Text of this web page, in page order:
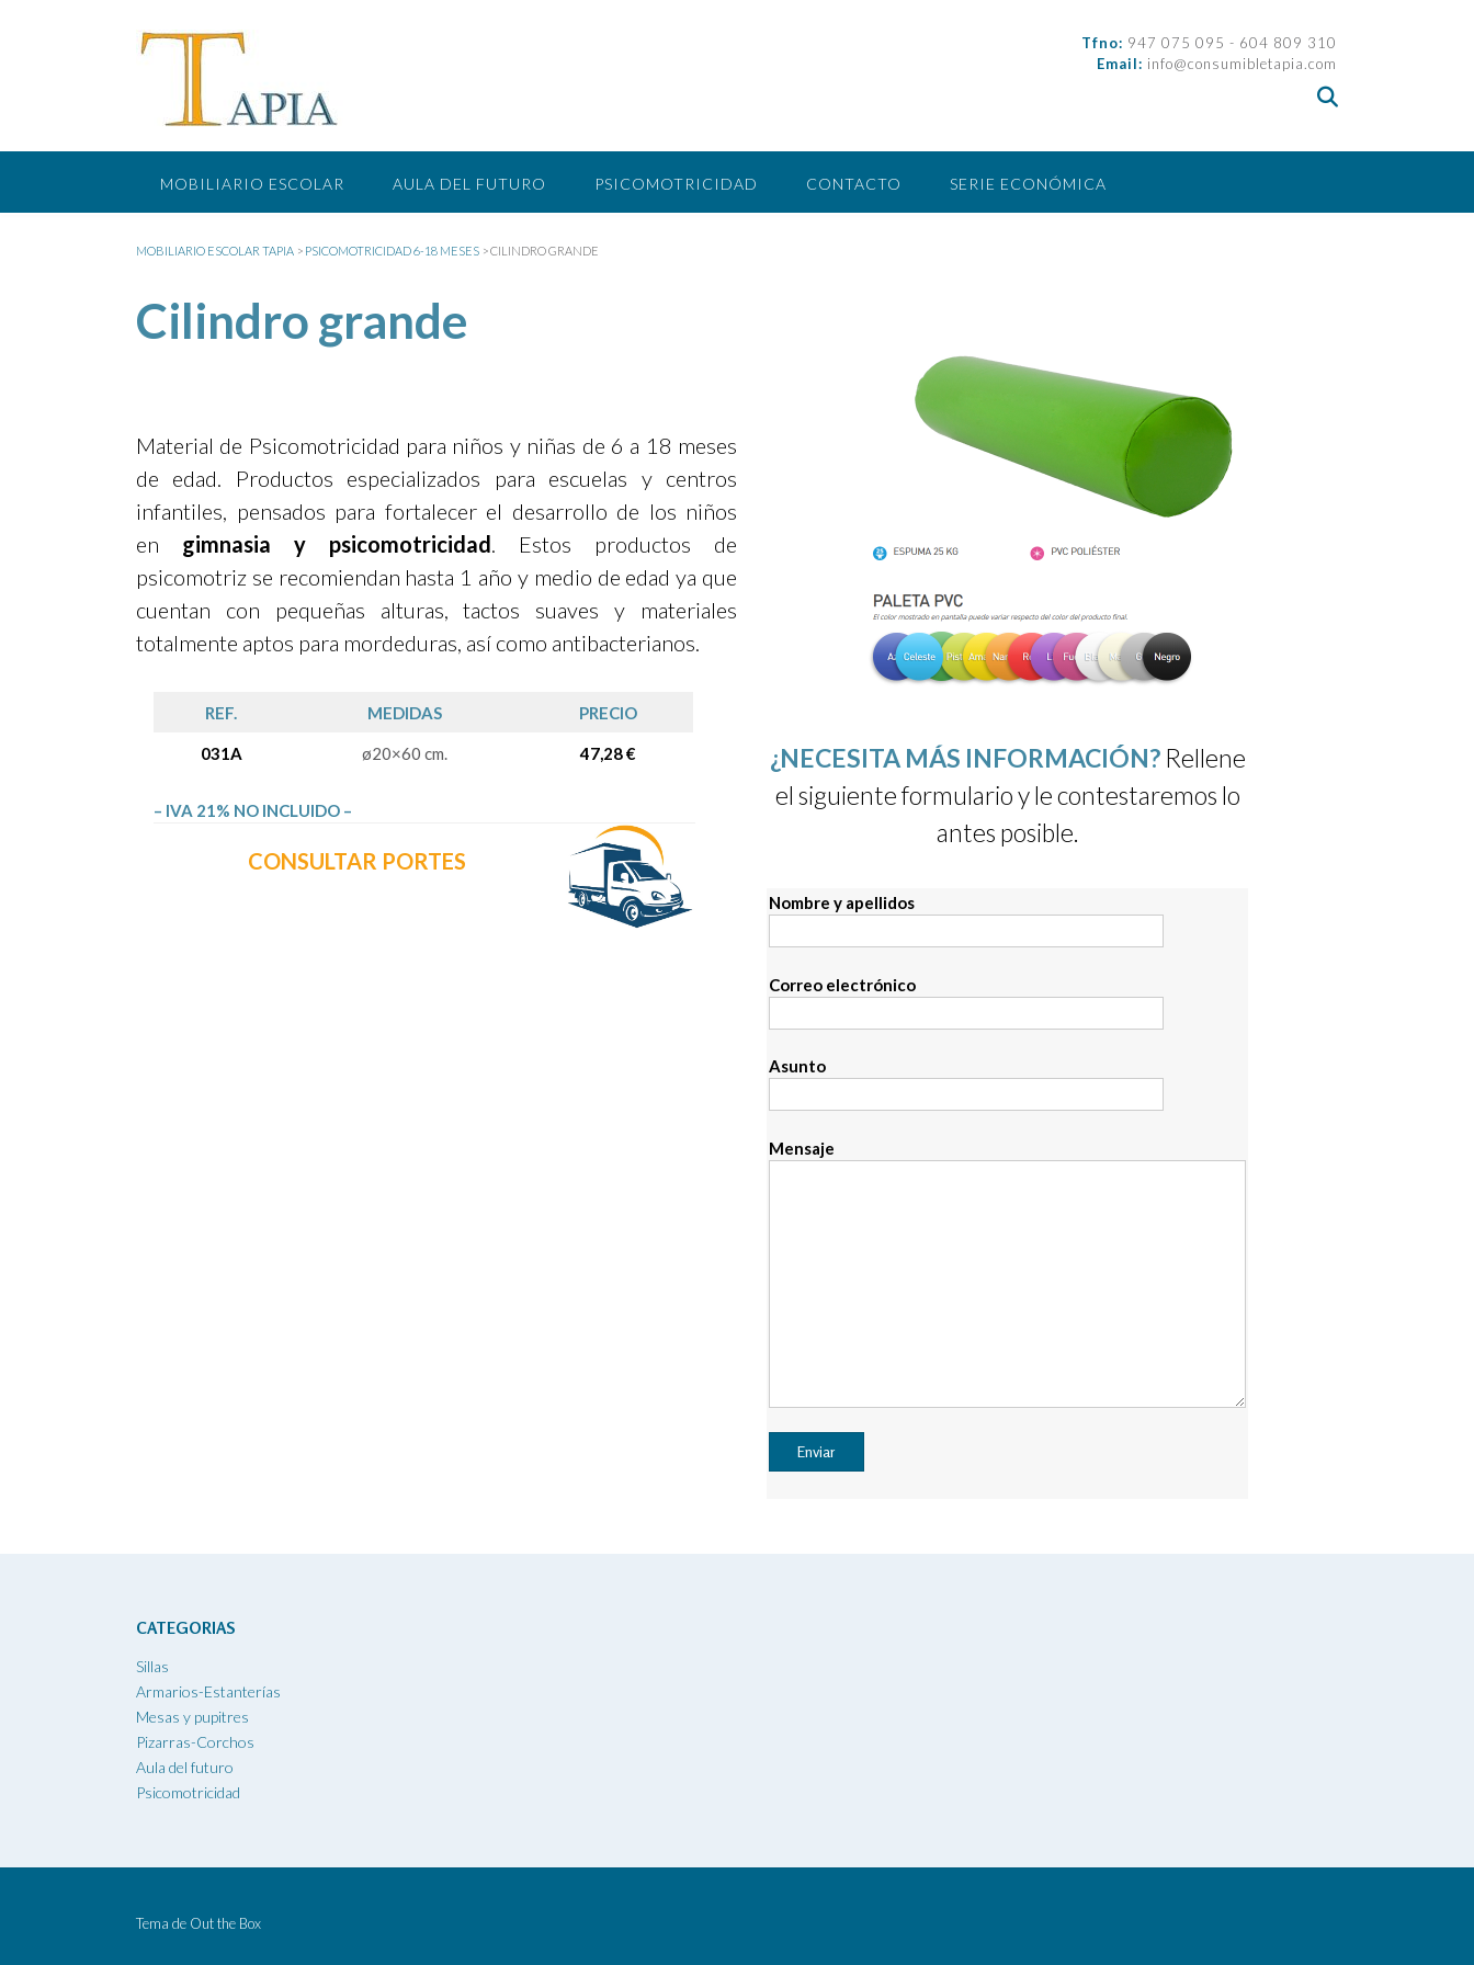
Tfno: 947 075 095 - 604 809 310
Email: info@consumibletapia.com
MOBILIARIO ESCOLAR AULA DEL FUTURO PSICOMOTRICIDAD CONTACTO SERIE ECONÓMICA
MOBILIARIO ESCOLAR TAPIA > PSICOMOTRICIDAD 6-18 MESES >CILINDRO GRANDE
Cilindro grande
Material de Psicomotricidad para niños y niñas de 6 a 18 meses
de edad. Productos especializados para escuelas y centros
infantiles, pensados para fortalecer el desarrollo de los niños
en gimnasia y psicomotricidad . Estos productos de
psicomotriz se recomiendan hasta 1 año y medio de edad ya que
cuentan con pequeñas alturas, tactos suaves y materiales
totalmente aptos para mordeduras, así como antibacterianos.
REF. MEDIDAS PRECIO
031A ø20×60 cm. 47,28 €
– IVA 21% NO INCLUIDO –
CONSULTAR PORTES
¿NECESITA MÁS INFORMACIÓN? Rellene
el siguiente formulario y le contestaremos lo
antes posible.
Nombre y apellidos
Correo electrónico
Asunto
Mensaje
CATEGORIAS
Sillas
Armarios-Estanterías
Mesas y pupitres
Pizarras-Corchos
Aula del futuro
Psicomotricidad
Tema de Out the Box